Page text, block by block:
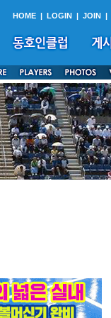
HOME | LOGIN | JOIN |